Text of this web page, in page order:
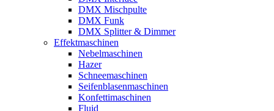
DMX Mischpulte
DMX Funk
DMX Splitter & Dimmer
Effektmaschinen
Nebelmaschinen
Hazer
Schneemaschinen
Seifenblasenmaschinen
Konfettimaschinen
Fluid